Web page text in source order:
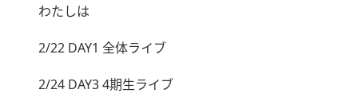
わたしは
2/22 DAY1 全体ライブ
2/24 DAY3 4期生ライブ